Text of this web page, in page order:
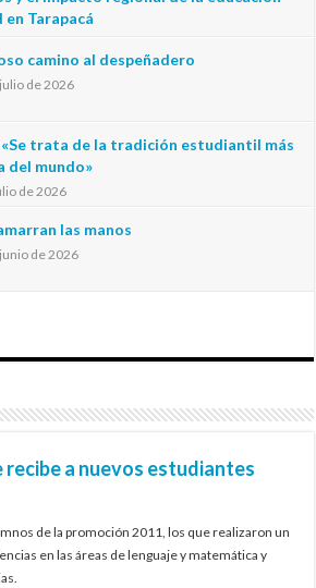
Tarapacá
camino al despeñadero
de 2026
«Se trata de la tradición estudiantil más
del mundo»
de 2026
las manos
de 2026
recibe a nuevos estudiantes
de la promoción 2011, los que realizaron un
en las áreas de lenguaje y matemática y